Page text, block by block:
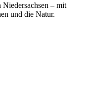
– mit
und die Natur.